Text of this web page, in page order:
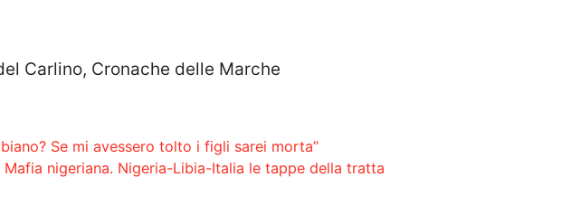
Carlino, Cronache delle Marche
Se mi avessero tolto i figli sarei morta”
nigeriana. Nigeria-Libia-Italia le tappe della tratta